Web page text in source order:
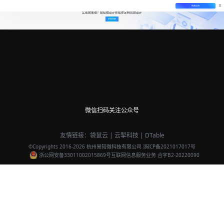
免费试用
实现效果难？易知微设计师帮你定制同款设计
定制同款
微信扫码关注公众号
友情链接： 袋鼠云 | 云掣科技 | DTable
©Copyrights 2016-2026 杭州易知微科技有限公司 浙ICP备2021017017号
浙公网安备33011002015869号互联网信息服务业务 合字B2-20220090